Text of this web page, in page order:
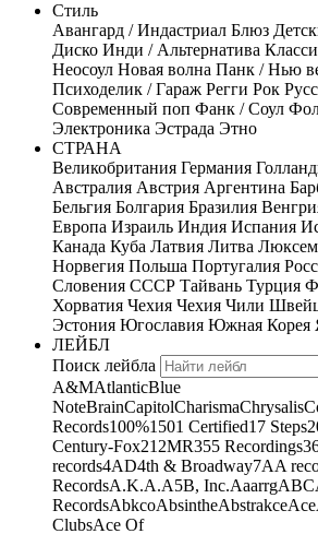
Стиль
Авангард / Индастриал Блюз
Диско Инди / Альтернатива
Неосоул Новая волна Панк / Нью
Психоделик / Гараж Регги Рок
Современный поп Фанк / Соул
Электроника Эстрада Этно
СТРАНА
Великобритания Германия
Австралия Австрия Аргентина
Бельгия Болгария Бразилия
Европа Израиль Индия Испания
Канада Куба Латвия Литва
Норвегия Польша Португалия
Словения СССР Тайвань Турция
Хорватия Чехия Чехия Чили
Эстония Югославия Южная Корея
ЛЕЙБЛ
Поиск лейбла
A&MAtlanticBlue
NoteBrainCapitolCharismaChrysalis
Records100%1501 Certified17 Steps
Century-Fox21 2MR355 Recordings
records4AD4th & Broadway7AA
RecordsA.K.A.A5B, Inc.AaarrgABC
RecordsAbkcoAbsintheAbstrakceAce
ClubsAce Of